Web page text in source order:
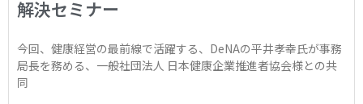
解決セミナー
今回、健康経営の最前線で活躍する、DeNAの平井孝幸氏が事務
局長を務める、一般社団法人 日本健康企業推進者協会様との共
同